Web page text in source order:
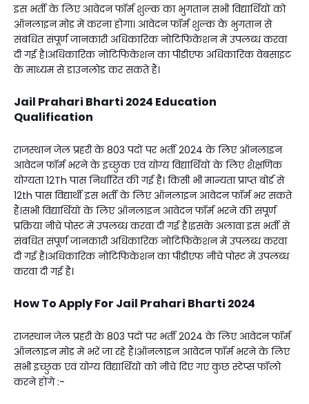
इस भर्ती के लिए आवेदन फॉर्म शुल्क का भुगतान सभी विद्यार्थियों को
ऑनलाइन मोड में करना होगा। आवेदन फॉर्म शुल्क के भुगतान से
संबंधित संपूर्ण जानकारी अधिकारिक नोटिफिकेशन में उपलब्ध करवा
दी गई है।अधिकारिक नोटिफिकेशन का पीडीएफ अधिकारिक वेबसाइट
के माध्यम से डाउनलोड कर सकते हैं।
Jail Prahari Bharti 2024 Education
Qualification
राजस्थान जेल प्रहरी के 803 पदों पर भर्ती 2024 के लिए ऑनलाइन
आवेदन फॉर्म भरने के इच्छुक एवं योग्य विद्यार्थियों के लिए शैक्षणिक
योग्यता 12Th पास निर्धारित की गई है। किसी भी मान्यता प्राप्त बोर्ड से
12th पास विद्यार्थी इस भर्ती के लिए ऑनलाइन आवेदन फॉर्म भर सकते
हैं।सभी विद्यार्थियों के लिए ऑनलाइन आवेदन फॉर्म भरने की संपूर्ण
प्रक्रिया नीचे पोस्ट में उपलब्ध करवा दी गई है।इसके अलावा इस भर्ती से
संबंधित संपूर्ण जानकारी अधिकारिक नोटिफिकेशन में उपलब्ध करवा
दी गई है।अधिकारिक नोटिफिकेशन का पीडीएफ नीचे पोस्ट में उपलब्ध
करवा दी गई है।
How To Apply For Jail Prahari Bharti 2024
राजस्थान जेल प्रहरी के 803 पदों पर भर्ती 2024 के लिए आवेदन फॉर्म
ऑनलाइन मोड में भरें जा रहे हैं।ऑनलाइन आवेदन फॉर्म भरने के लिए
सभी इच्छुक एवं योग्य विद्यार्थियों को नीचे दिए गए कुछ स्टेप्स फॉलो
करने होंगे :-